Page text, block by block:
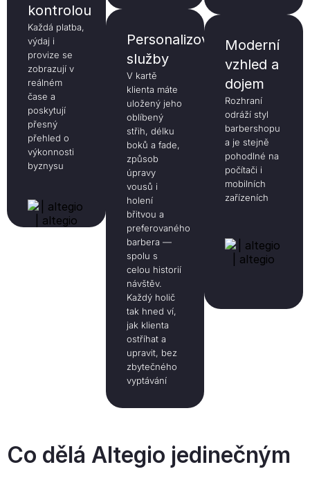
kontrolou
Každá platba,
výdaj i
provize se
zobrazují v
reálném
čase a
poskytují
přesný
přehled o
výkonnosti
byznysu
Personalizované
služby
V kartě
klienta máte
uložený jeho
oblíbený
střih, délku
boků a fade,
způsob
úpravy
vousů i
holení
břitvou a
preferovaného
barbera —
spolu s
celou historií
návštěv.
Každý holič
tak hned ví,
jak klienta
ostříhat a
upravit, bez
zbytečného
vyptávání
Moderní
vzhled a
dojem
Rozhraní
odráží styl
barbershopu
a je stejně
pohodlné na
počítači i
mobilních
zařízeních
Co dělá Altegio jedinečným